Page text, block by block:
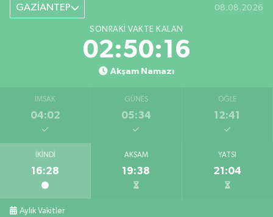
GAZİANTEP 08.08.2026
SONRAKI VAKTE KALAN
02:50:15
Akşam Namazı
İMSAK
04:02
GÜNEŞ
05:34
ÖĞLE
12:41
İKINDI
16:28
AKŞAM
19:38
YATSI
21:04
Aylık Vakitler